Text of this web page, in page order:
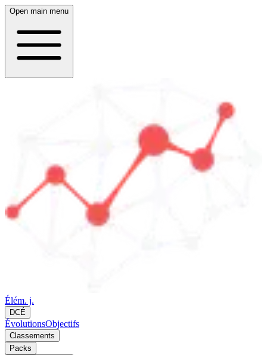
Open main menu
Élém. j.
DCÉ
ÉvolutionsObjectifs
Classements
Packs